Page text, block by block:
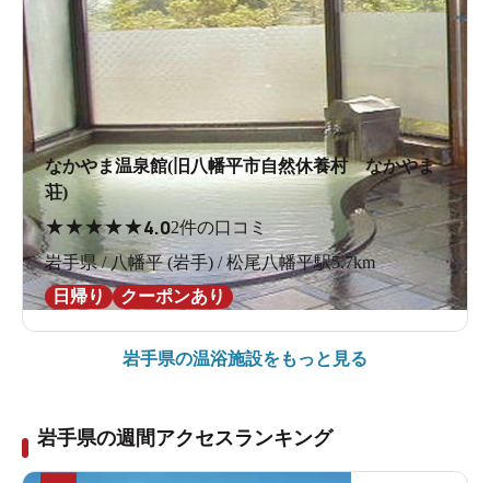
なかやま温泉館(旧八幡平市自然休養村 なかやま
荘)
★★★★★4.02件の口コミ
岩手県 / 八幡平 (岩手) / 松尾八幡平駅5.7km
日帰り
クーポンあり
岩手県の温浴施設をもっと見る
岩手県の週間アクセスランキング